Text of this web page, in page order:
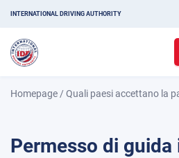
INTERNATIONAL DRIVING AUTHORITY
Homepage /Quali paesi accettano la
Permesso di